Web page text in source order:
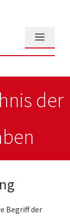
Menü
der
Begriff der